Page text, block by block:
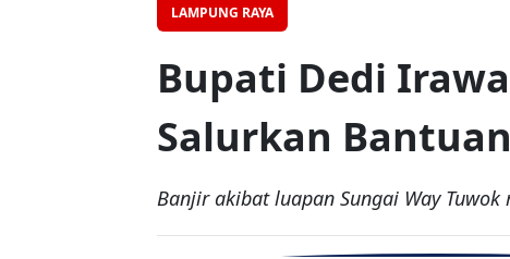
LAMPUNG RAYA
Bupati Dedi
Salurkan
Banjir akibat luapan Sungai Way